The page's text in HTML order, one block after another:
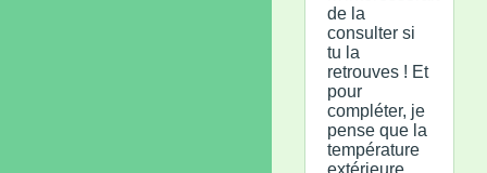
de la
consulter si
tu la
retrouves ! Et
pour
compléter, je
pense que la
température
extérieure